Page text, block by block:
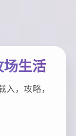
生活
入，攻略，